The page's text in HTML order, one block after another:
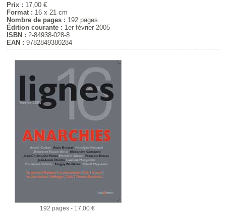
192 pages - 17,00 €
Prix : 17,00 €
Format : 16 x 21 cm
Nombre de pages : 192 pages
Édition courante : 1er février 2005
ISBN : 2-84938-028-8
EAN : 9782849380284